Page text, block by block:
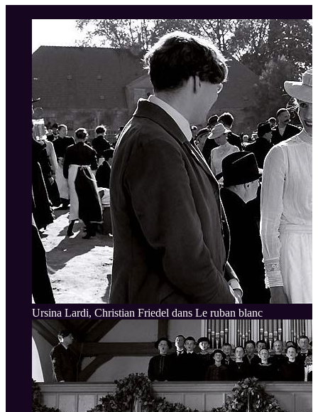
Ursina Lardi, Christian Friedel dans Le ruban blanc